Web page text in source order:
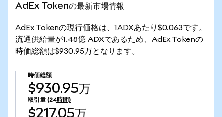
AdEx Tokenの最新市場情報
AdEx Tokenの現行価格は、1ADXあたり$0.063です。
流通供給量が1.48億 ADXであるため、AdEx Tokenの
時価総額は$930.95万となります。
時価総額
$930.95万
取引量 (24時間)
$217.05万